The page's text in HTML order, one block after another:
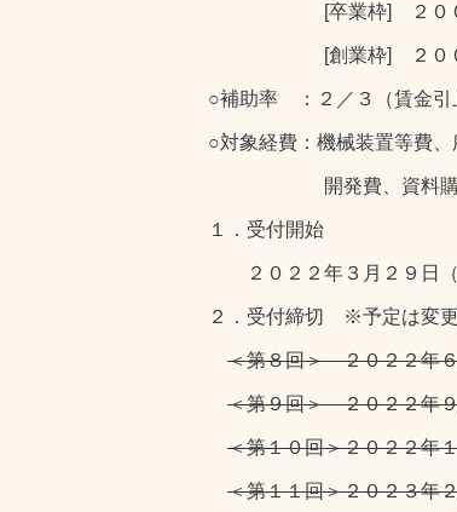
[卒業枠] ２００万
[創業枠] ２００万
○補助率 ：２／３（賃金引
○対象経費：機械装置等費
開発費、資料購入費、
１．受付開始
２０２２年３月２９日（
２．受付締切 ※予定は変更
＜第８回＞ ２０２２年
＜第９回＞ ２０２２年
＜第１０回＞２０２２年
＜第１１回＞２０２３年